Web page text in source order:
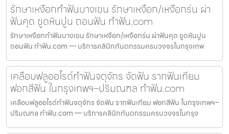
รักษาเหงือกทำฟันบางเขน รักษาเหงือก/เหงือกร่น ผ่า
ฟันคุด ขูดหินปูน ถอนฟัน ทำฟัน.com
รักษาเหงือกทำฟันบางเขน รักษาเหงือก/เหงือกร่น ผ่าฟันคุด ขูดหินปูน
ถอนฟัน ทำฟัน.com — บริการคลินิกทันตกรรมครบวงจรในกรุงเทพ
เคลือบฟลูออไรด์ทำฟันจตุจักร จัดฟัน รากฟันเทียม
ฟอกสีฟัน ในกรุงเทพฯ–ปริมณฑล ทำฟัน.com
เคลือบฟลูออไรด์ทำฟันจตุจักร จัดฟัน รากฟันเทียม ฟอกสีฟัน ในกรุงเทพฯ–
ปริมณฑล ทำฟัน.com — บริการคลินิกทันตกรรมครบวงจรในกรุง